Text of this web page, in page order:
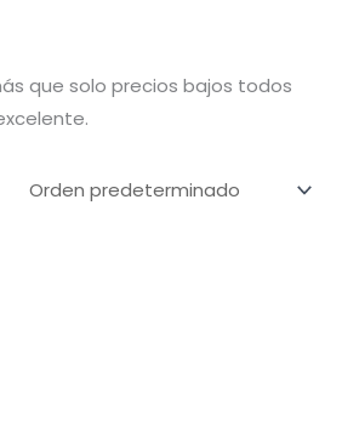
que solo precios bajos todos